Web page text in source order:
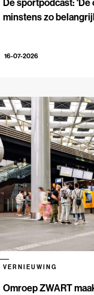
De sportpodcast:
minstens zo
16-07-2026
Omroep ZWART
VERNIEUWING